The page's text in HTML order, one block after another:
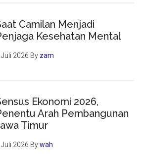
Camilan Menjadi
Kesehatan Mental
Juli 2026 By zam
Ekonomi 2026,
Arah Pembangunan
Timur
Juli 2026 Bywah